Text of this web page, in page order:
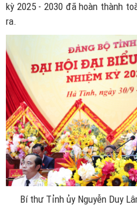
kỳ 2025 - 2030 đã hoàn thành
ra.
Bí thư Tỉnh ủy Nguyễn Duy